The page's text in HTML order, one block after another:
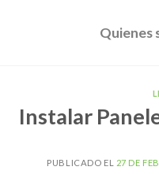
Quienes
Instalar
PUBLICADO EL 27 DE